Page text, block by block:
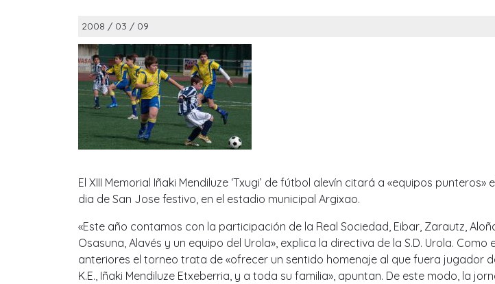
2008 / 03 / 09
El XIII Memorial Iñaki Mendiluze ‘Txugi’ de fútbol alevín citará a «equipos punteros»
dia de San Jose festivo, en el estadio municipal Argixao.
«Este año contamos con la participación de la Real Sociedad, Eibar, Zarautz,
Osasuna, Alavés y un equipo del Urola», explica la directiva de la S.D. Urola. Como
anteriores el torneo trata de «ofrecer un sentido homenaje al que fuera jugador
K.E., Iñaki Mendiluze Etxeberria, y a toda su familia», apuntan. De este modo, la